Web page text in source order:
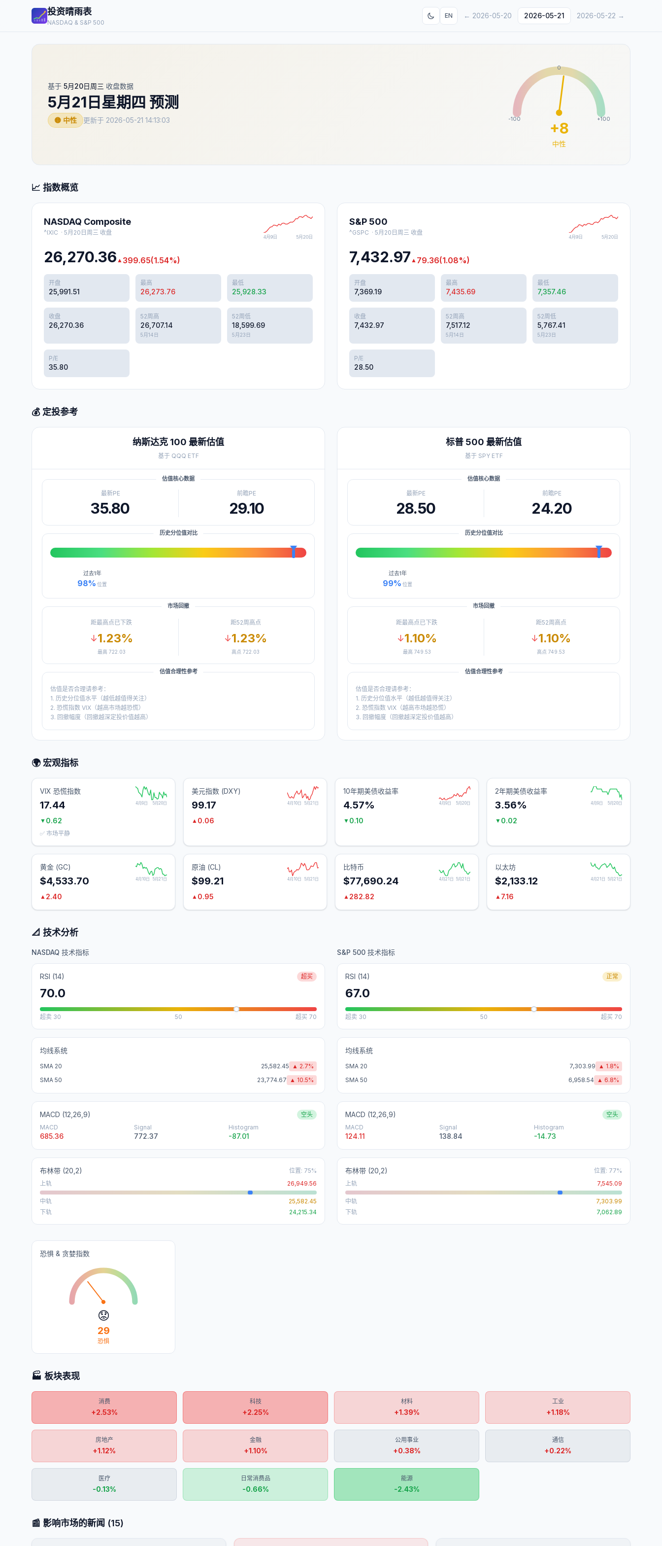
投资晴雨表
NASDAQ & S&P 500
EN ← 2026-05-20 2026-05-21 2026-05-22 →
基于 5月20日周三 收盘数据
5月21日星期四 预测
🟡 中性 更新于 2026-05-21 14:13:03 -100
0
+100
+8
中性
📈 指数概览
NASDAQ Composite
^IXIC · 5月20日周三 收盘
4月9日 5月20日
26,270.36 ▲ 399.65(1.54%)
开盘
25,991.51
最高
26,273.76
最低
25,928.33
收盘
26,270.36
52周高
26,707.14
5月14日
52周低
18,599.69
5月23日
P/E
35.80
S&P 500
^GSPC · 5月20日周三 收盘
4月9日 5月20日
7,432.97 ▲ 79.36(1.08%)
开盘
7,369.19
最高
7,435.69
最低
7,357.46
收盘
7,432.97
52周高
7,517.12
5月14日
52周低
5,767.41
5月23日
P/E
28.50
💰 定投参考
纳斯达克 100 最新估值
基于 QQQ ETF
估值核心数据
最新PE
35.80
前瞻PE
29.10
历史分位值对比
过去1年
98% 位置
市场回撤
距最高点已下跌
↓1.23%
最高 722.03
距52周高点
↓1.23%
高点 722.03
估值合理性参考
估值是否合理请参考：
1. 历史分位值水平（越低越值得关注）
2. 恐慌指数 VIX（越高市场越恐慌）
3. 回撤幅度（回撤越深定投价值越高）
标普 500 最新估值
基于 SPY ETF
估值核心数据
最新PE
28.50
前瞻PE
24.20
历史分位值对比
过去1年
99% 位置
市场回撤
距最高点已下跌
↓1.10%
最高 749.53
距52周高点
↓1.10%
高点 749.53
估值合理性参考
估值是否合理请参考：
1. 历史分位值水平（越低越值得关注）
2. 恐慌指数 VIX（越高市场越恐慌）
3. 回撤幅度（回撤越深定投价值越高）
🌍 宏观指标
VIX 恐慌指数
17.44 4月9日 5月20日
▼ 0.62
✅ 市场平静
美元指数 (DXY)
99.17 4月10日 5月21日
▲ 0.06
10年期美债收益率
4.57% 4月9日 5月20日
▼ 0.10
2年期美债收益率
3.56% 4月9日 5月20日
▼ 0.02
黄金 (GC)
$4,533.70 4月10日 5月21日
▲ 2.40
原油 (CL)
$99.21 4月10日 5月21日
▲ 0.95
比特币
$77,690.24 4月21日 5月21日
▲ 282.82
以太坊
$2,133.12 4月21日 5月21日
▲ 7.16
📐 技术分析
NASDAQ 技术指标
RSI (14) 超买
70.0
超卖 30 50 超买 70
均线系统
SMA 20 25,582.45 ▲ 2.7%
SMA 50
23,774.67 ▲ 10.5%
MACD (12,26,9)
空头
MACD
685.36
Signal
772.37
Histogram
-87.01
布林带 (20,2) 位置: 75%
上轨
26,949.56
中轨
25,582.45
下轨
24,215.34
S&P 500 技术指标
RSI (14) 正常
67.0
超卖 30 50 超买 70
均线系统
SMA 20 7,303.99 ▲ 1.8%
SMA 50
6,958.54 ▲ 6.8%
MACD (12,26,9)
空头
MACD
124.11
Signal
138.84
Histogram
-14.73
布林带 (20,2) 位置: 77%
上轨
7,545.09
中轨
7,303.99
下轨
7,062.89
恐惧 & 贪婪指数
😟
29
恐惧
🏭 板块表现
消费
+2.53%
科技
+2.25%
材料
+1.39%
工业
+1.18%
房地产
+1.12%
金融
+1.10%
公用事业
+0.38%
通信
+0.22%
医疗
-0.13%
日常消费品
-0.66%
能源
-2.43%
📰 影响市场的新闻 (15)